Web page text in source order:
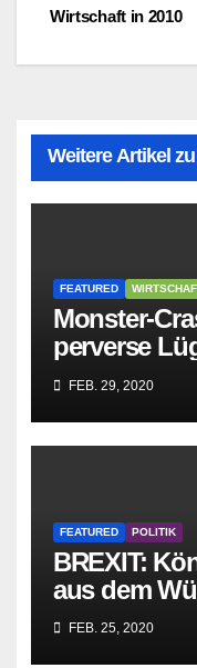
Wirtschaft in 2010
Weitere Artikel
FEATURED
Monster-
perverse
Sozialisten
FEB. 29, 2020
FEATURED POLITIK
BREXIT:
aus dem
parasitären
FEB. 25, 2020